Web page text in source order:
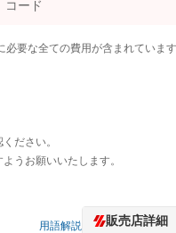
要な全ての費用が含まれています
ださい。
うお願いいたします。
用語解説 販売店詳細